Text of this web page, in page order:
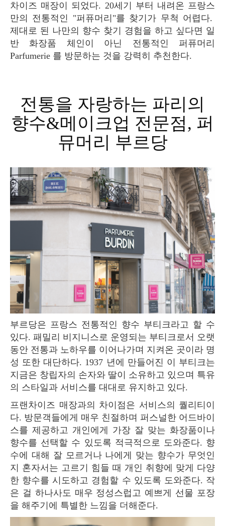
차이즈 매장이 되었다. 20세기 부터 내려온 프랑스
만의 전통적인 "퍼퓨머리"를 찾기가 무척 어렵다.
제대로 된 나만의 향수 찾기 경험을 하고 싶다면 일
반 화장품 체인이 아닌 전통적인 퍼퓨머리
Parfumerie 를 방문하는 것을 강력히 추천한다.
전통을 자랑하는 파리의
향수&메이크업 전문점, 퍼
뮤머리 부르당
부르당은 프랑스 전통적인 향수 부티크라고 할 수
있다. 패밀리 비지니스로 운영되는 부티크로서 오랫
동안 전통과 노하우를 이어나가며 지켜온 곳이라 명
성 또한 대단하다. 1937 년에 만들어진 이 부티크는
지금은 창립자의 손자와 딸이 소유하고 있으며 특유
의 스타일과 서비스를 대대로 유지하고 있다.
프랜차이즈 매장과의 차이점은 서비스의 퀄리티이
다. 방문객들에게 매우 친절하며 퍼스널한 어드바이
스를 제공하고 개인에게 가장 잘 맞는 화장품이나
향수를 선택할 수 있도록 적극적으로 도와준다. 향
수에 대해 잘 모르거나 나에게 맞는 향수가 무엇인
지 혼자서는 고르기 힘들 때 개인 취향에 맞게 다양
한 향수를 시도하고 경험할 수 있도록 도와준다. 작
은 걸 하나사도 매우 정성스럽고 예쁘게 선물 포장
을 해주기에 특별한 느낌을 더해준다.